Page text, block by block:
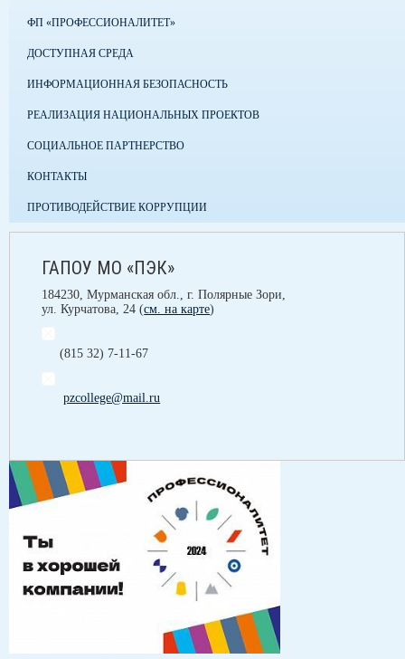
ФП «ПРОФЕССИОНАЛИТЕТ»
ДОСТУПНАЯ СРЕДА
ИНФОРМАЦИОННАЯ БЕЗОПАСНОСТЬ
РЕАЛИЗАЦИЯ НАЦИОНАЛЬНЫХ ПРОЕКТОВ
СОЦИАЛЬНОЕ ПАРТНЕРСТВО
КОНТАКТЫ
ПРОТИВОДЕЙСТВИЕ КОРРУПЦИИ
ГАПОУ МО «ПЭК»
184230, Мурманская обл., г. Полярные Зори,
ул. Курчатова, 24 (см. на карте)
(815 32) 7-11-67
pzcollege@mail.ru